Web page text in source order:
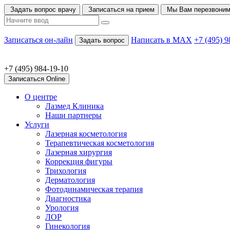
Задать вопрос врачу Записаться на прием Мы Вам перезвоним
Записаться он-лайн Задать вопрос Написать в MAX +7 (495)
+7 (495) 984-19-10
Записаться Online
О центре
Лазмед Клиника
Наши партнеры
Услуги
Лазерная косметология
Терапевтическая косметология
Лазерная хирургия
Коррекция фигуры
Трихология
Дерматология
Фотодинамическая терапия
Диагностика
Урология
ЛОР
Гинекология